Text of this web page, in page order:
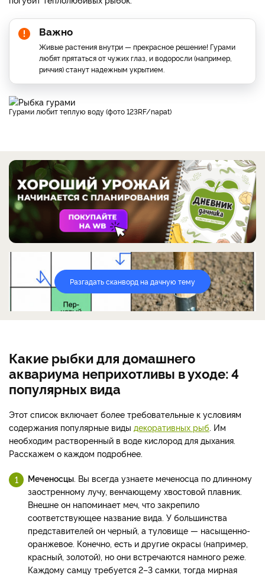
Важно
Живые растения внутри — прекрасное решение! Гурами
любят прятаться от чужих глаз, и водоросли (например,
риччия) станут надежным укрытием.
Гурами любит теплую воду (фото 123RF/napat)
Разгадать сканворд на дачную тему
Какие рыбки для домашнего
аквариума неприхотливы в уходе: 4
популярных вида
Этот список включает более требовательные к условиям
содержания популярные виды декоративных рыб . Им
необходим растворенный в воде кислород для дыхания.
Расскажем о каждом подробнее.
Меченосцы . Вы всегда узнаете меченосца по длинному
заостренному лучу, венчающему хвостовой плавник.
Внешне он напоминает меч, что закрепило
соответствующее название вида. У большинства
представителей он черный, а туловище — насыщенно-
оранжевое. Конечно, есть и другие окрасы (например,
красный, золотой), но они встречаются намного реже.
Каждому самцу требуется 2–3 самки, тогда мирная